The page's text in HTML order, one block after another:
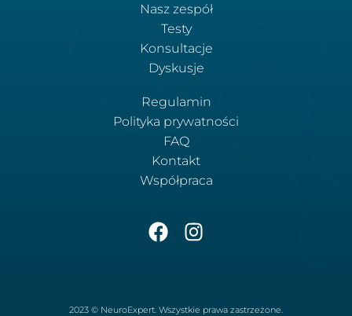
Nasz zespół
Testy
Konsultacje
Dyskusje
Regulamin
Polityka prywatności
FAQ
Kontakt
Współpraca
2023 © NeuroExpert. Wszystkie prawa zastrzeżone.